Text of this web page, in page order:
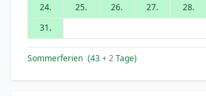
24.
25. 26. 27. 28.
31.
Sommerferien (43+ 2Tage)